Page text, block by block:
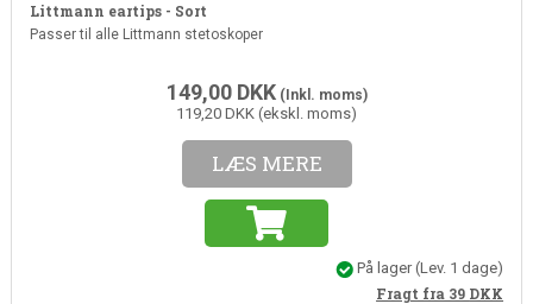
Littmann eartips - Sort
Passer til alle Littmann stetoskoper
149,00 DKK(Inkl. moms)
119,20 DKK (ekskl. moms)
LÆS MERE
På lager(Lev. 1 dage)
Fragt fra 39 DKK